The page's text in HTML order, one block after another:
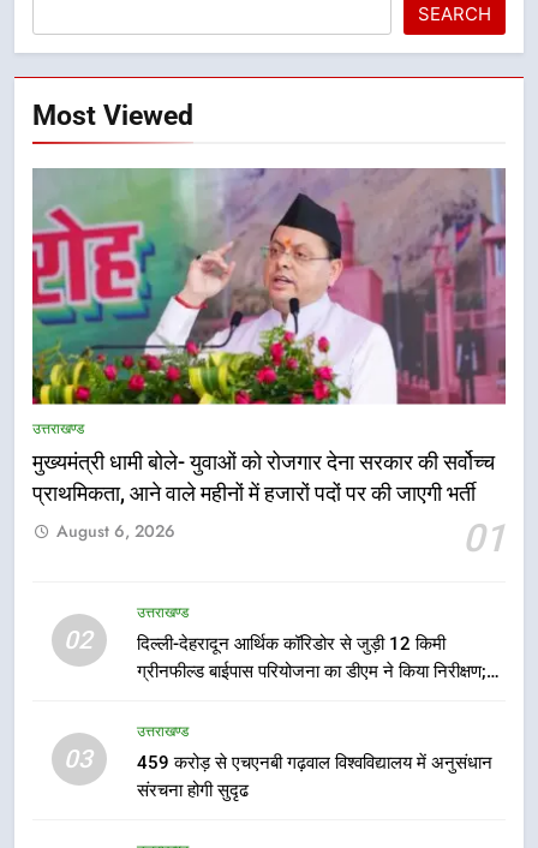
SEARCH
Most Viewed
उत्तराखण्ड
मुख्यमंत्री धामी बोले- युवाओं को रोजगार देना सरकार की सर्वोच्च
प्राथमिकता, आने वाले महीनों में हजारों पदों पर की जाएगी भर्ती
01
August 6, 2026
02
उत्तराखण्ड
दिल्ली-देहरादून आर्थिक कॉरिडोर से जुड़ी 12 किमी
ग्रीनफील्ड बाईपास परियोजना का डीएम ने किया निरीक्षण;
सुरक्षा मानकों से कोई समझौता नहींः डीएम
03
उत्तराखण्ड
459 करोड़ से एचएनबी गढ़वाल विश्वविद्यालय में अनुसंधान
संरचना होगी सुदृढ
5
एमडीडीए बोर्ड बैठक में 25 विकास प्रस्तावों
6
मुख्यमंत्री पुष्कर सिंह धामी के दिशा-निर्देशों